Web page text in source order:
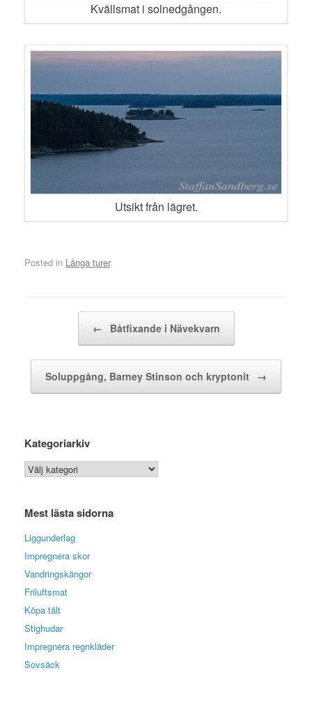
Kvällsmat i solnedgången.
Utsikt från lägret.
Posted in Långa turer.
← Båtfixande i Nävekvarn
Soluppgång, Barney Stinson och kryptonit →
Kategoriarkiv
Kategoriarkiv
Mest lästa sidorna
Liggunderlag
Impregnera skor
Vandringskängor
Friluftsmat
Köpa tält
Stighudar
Impregnera regnkläder
Sovsäck